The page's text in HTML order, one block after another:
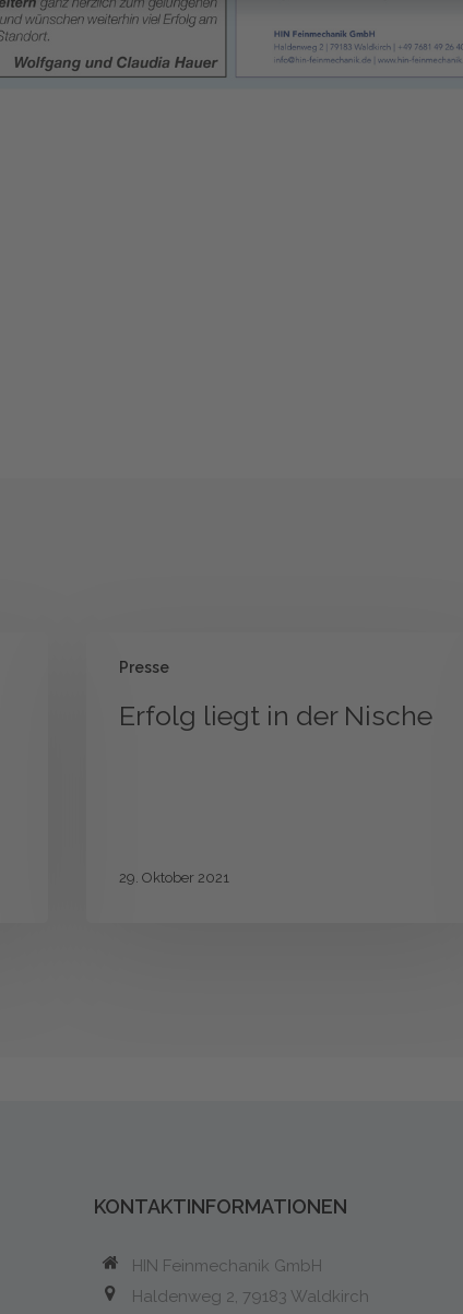
Presse
Erfolg liegt in der Nische
29. Oktober 2021
KONTAKTINFORMATIONEN
HIN Feinmechanik GmbH
Haldenweg 2, 79183 Waldkirch